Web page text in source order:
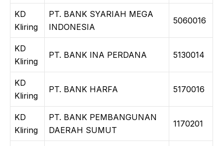
KD
Kliring
PT. BANK SYARIAH MEGA
INDONESIA
5060016
KD
Kliring
PT. BANK INA PERDANA 5130014
KD
Kliring
PT. BANK HARFA 5170016
KD
Kliring
PT. BANK PEMBANGUNAN
DAERAH SUMUT
1170201